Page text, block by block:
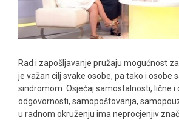
Rad i zapošljavanje pružaju mogućnost
je važan cilj svake osobe, pa tako i osobe
sindromom. Osjećaj samostalnosti, lične i
odgovornosti, samopoštovanja,
u radnom okruženju ima neprocjenjiv